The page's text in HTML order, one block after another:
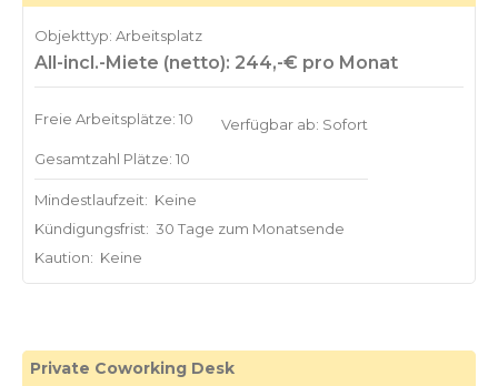
Objekttyp: Arbeitsplatz
All-incl.-Miete (netto): 244,-€ pro Monat
Freie Arbeitsplätze: 10
Gesamtzahl Plätze: 10
Verfügbar ab: Sofort
Mindestlaufzeit: Keine
Kündigungsfrist: 30 Tage zum Monatsende
Kaution: Keine
Private Coworking Desk